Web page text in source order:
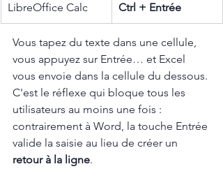
LibreOffice Calc Ctrl + Entrée
Vous tapez du texte dans une cellule,
vous appuyez sur Entrée… et Excel
vous envoie dans la cellule du dessous.
C'est le réflexe qui bloque tous les
utilisateurs au moins une fois :
contrairement à Word, la touche Entrée
valide la saisie au lieu de créer un
retour à la ligne.